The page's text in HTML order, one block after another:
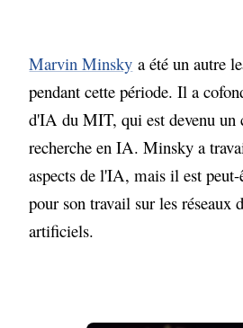
Marvin Minsky a été un autre
pendant cette période. Il a
d'IA du MIT, qui est devenu un
recherche en IA. Minsky a
aspects de l'IA, mais il est
pour son travail sur les réseaux
artificiels.